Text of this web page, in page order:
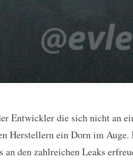
G2 in freier
Entwickler die sich nicht an
Herstellern ein Dorn im Auge.
an den zahlreichen Leaks